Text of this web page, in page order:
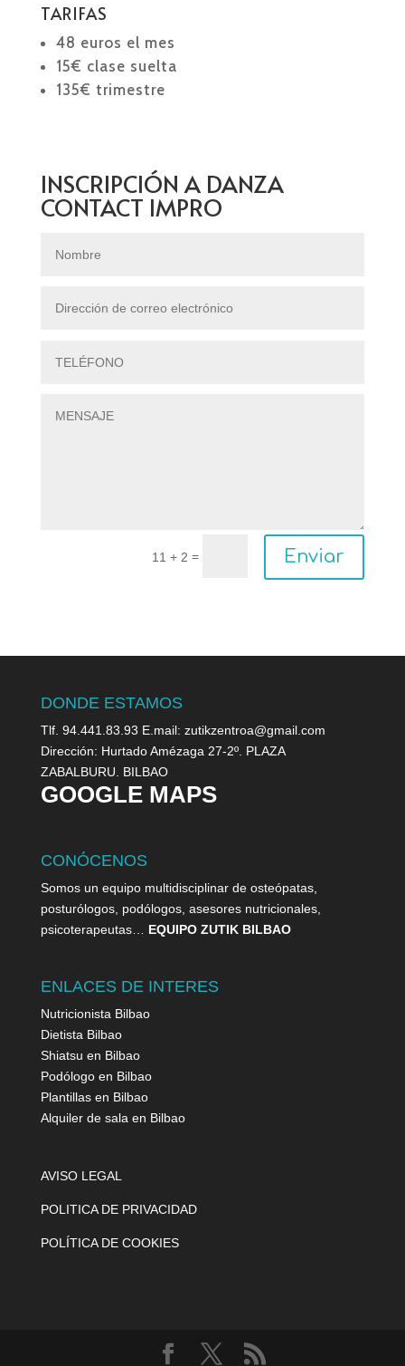
TARIFAS
48 euros el mes
15€ clase suelta
135€ trimestre
INSCRIPCIÓN A DANZA
CONTACT IMPRO
11 + 2 = Enviar
DONDE ESTAMOS
Tlf. 94.441.83.93 E.mail: zutikzentroa@gmail.com
Dirección: Hurtado Amézaga 27-2º. PLAZA
ZABALBURU. BILBAO
GOOGLE MAPS
CONÓCENOS
Somos un equipo multidisciplinar de osteópatas,
posturólogos, podólogos, asesores nutricionales,
psicoterapeutas… EQUIPO ZUTIK BILBAO
ENLACES DE INTERES
Nutricionista Bilbao
Dietista Bilbao
Shiatsu en Bilbao
Podólogo en Bilbao
Plantillas en Bilbao
Alquiler de sala en Bilbao
AVISO LEGAL
POLITICA DE PRIVACIDAD
POLÍTICA DE COOKIES